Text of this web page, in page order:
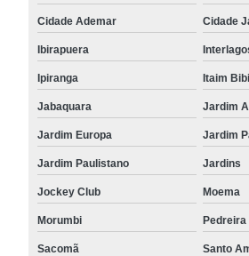
Cidade Ademar Cidade
Ibirapuera
Ipiranga Itaim Bibi
Jabaquara Jardim
Jardim Europa Jardim
Jardim Paulistano Jardins
Jockey Club Moema
Morumbi Pedreira
Sacomã Santo